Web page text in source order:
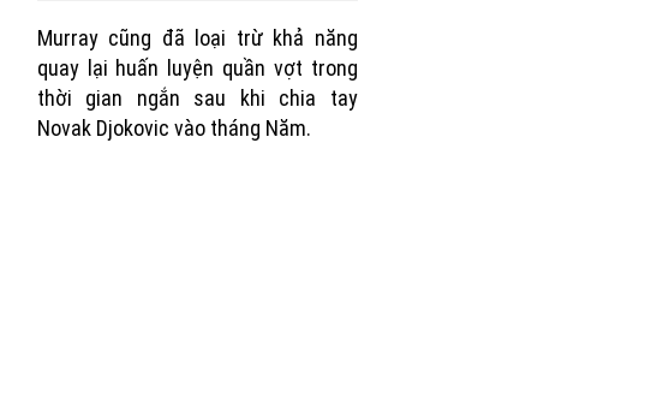
Murray cũng đã loại trừ khả năng
quay lại huấn luyện quần vợt trong
thời gian ngắn sau khi chia tay
Novak Djokovic vào tháng Năm.